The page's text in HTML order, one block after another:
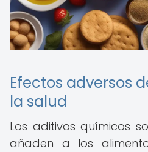
Efectos adversos
la salud
Los aditivos químicos
añaden a los